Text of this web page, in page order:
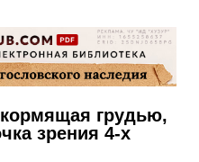
грудью,
зрения 4-х